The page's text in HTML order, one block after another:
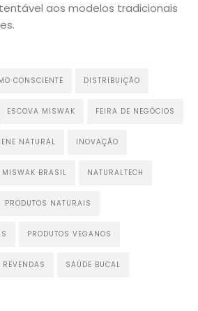
aos modelos tradicionais
CONSCIENTE DISTRIBUIÇÃO
ESCOVA MISWAK FEIRA DE NEGÓCIOS
NATURAL INOVAÇÃO
MISWAK BRASIL NATURALTECH
PRODUTOS NATURAIS
PRODUTOS VEGANOS
REVENDAS SAÚDE BUCAL